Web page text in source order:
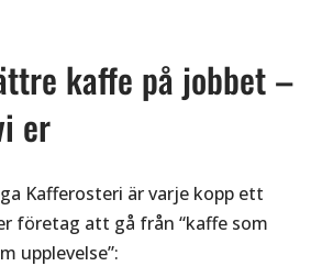
kaffe på jobbet –
er
Kafferosteri är varje kopp ett
företag att gå från “kaffe som
upplevelse”: